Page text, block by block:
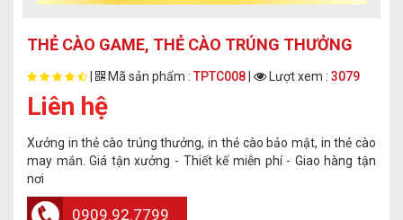
THẺ CÀO GAME, THẺ CÀO TRÚNG THƯỞNG
Mã sản phẩm : TPTC008 Lượt xem : 3079
Liên hệ
Xưởng in thẻ cào trúng thưởng, in thẻ cào bảo mật, in thẻ cào
may mắn. Giá tận xưởng - Thiết kế miễn phí - Giao hàng tận
nơi
0909.92.7799